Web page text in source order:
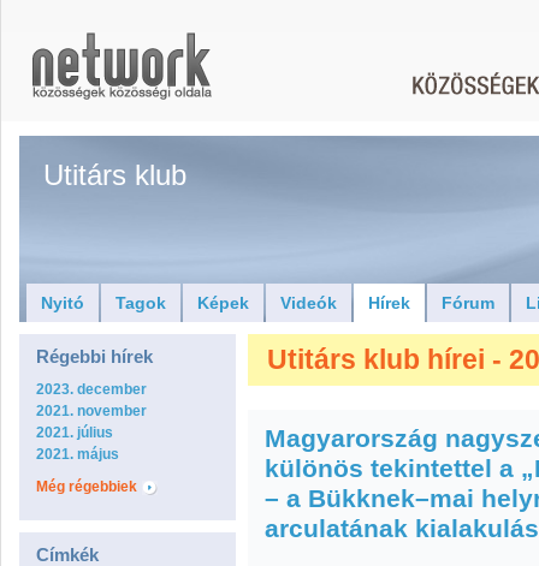
Utitárs klub
Nyitó Tagok Képek Videók Hírek Fórum
Régebbi hírek
2023. december
2021. november
2021. július
2021. május
Még régebbiek
Címkék
Utitárs klub hírei -
Magyarország
különös tekintettel a
– a Bükknek–mai
arculatának